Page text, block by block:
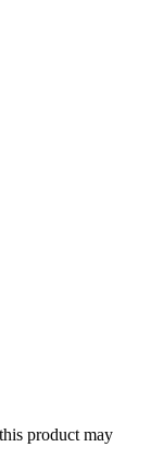
product may